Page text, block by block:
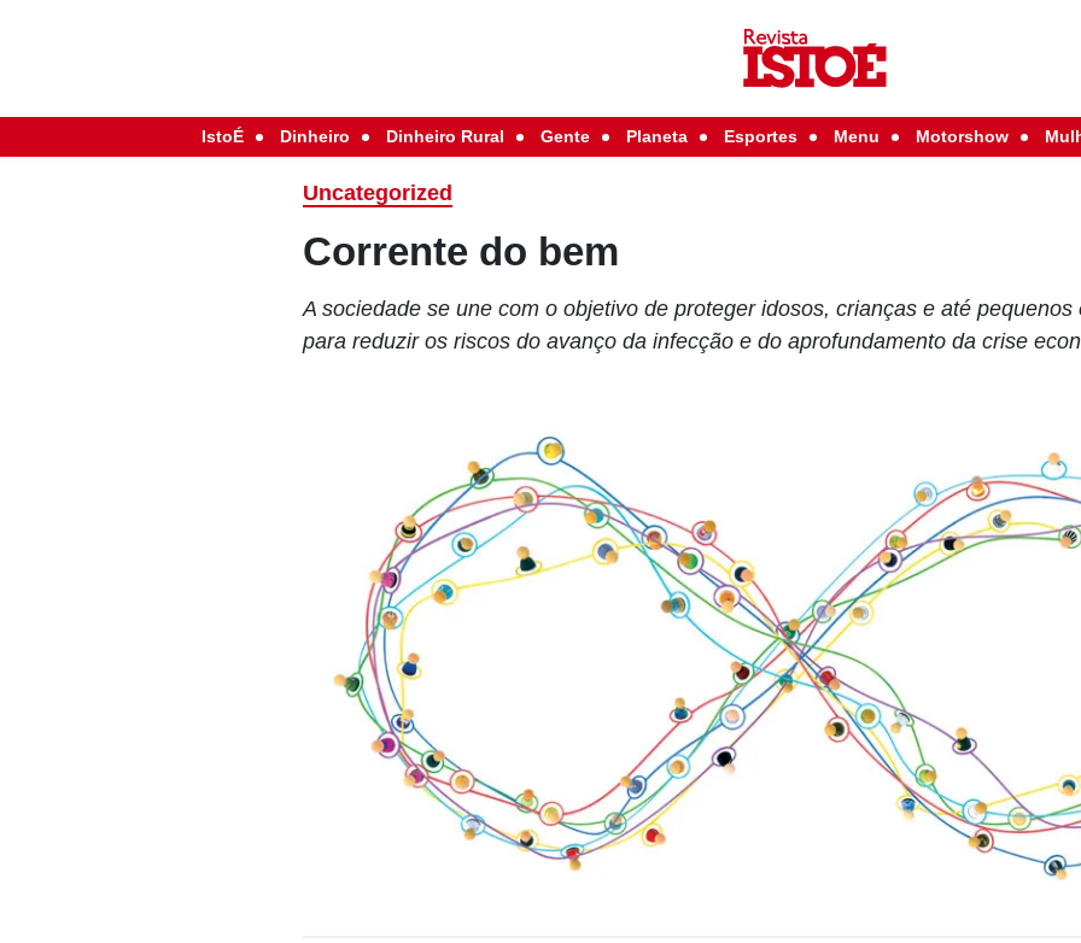
IstoÉ Dinheiro Dinheiro Rural Gente Planeta Esportes Menu Motorshow
Uncategorized
Corrente do bem
A sociedade se une com o objetivo de proteger idosos, crianças e até pequenos
para reduzir os riscos do avanço da infecção e do aprofundamento da crise